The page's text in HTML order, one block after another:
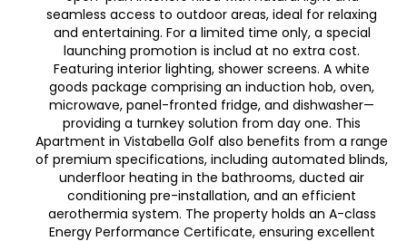
seamless access to outdoor areas, ideal for relaxing
and entertaining. For a limited time only, a special
launching promotion is includ at no extra cost.
Featuring interior lighting, shower screens. A white
goods package comprising an induction hob, oven,
microwave, panel-fronted fridge, and dishwasher—
providing a turnkey solution from day one. This
Apartment in Vistabella Golf also benefits from a range
of premium specifications, including automated blinds,
underfloor heating in the bathrooms, ducted air
conditioning pre-installation, and an efficient
aerothermia system. The property holds an A-class
Energy Performance Certificate, ensuring excellent